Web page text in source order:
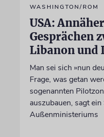
WASHINGTON/ROM
USA:
Gesprächen
Libanon und
Man sei sich »nun
Frage, was getan
sogenannten
auszubauen, sagt
Außenministeriums